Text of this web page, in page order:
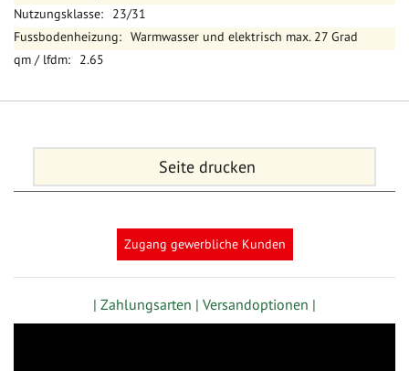
23/31
Warmwasser und elektrisch max. 27 Grad
2.65
Seite drucken
Zugang gewerbliche Kunden
| Zahlungsarten | Versandoptionen |